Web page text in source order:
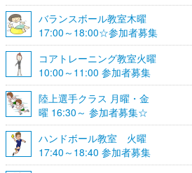
バランスボール教室木曜
17:00～18:00☆参加者募集
☆
コアトレーニング教室火曜
10:00～11:00 参加者募集
陸上選手クラス 月曜・金
曜 16:30～ 参加者募集☆
ハンドボール教室 火曜
17:40～18:40 参加者募集
☆